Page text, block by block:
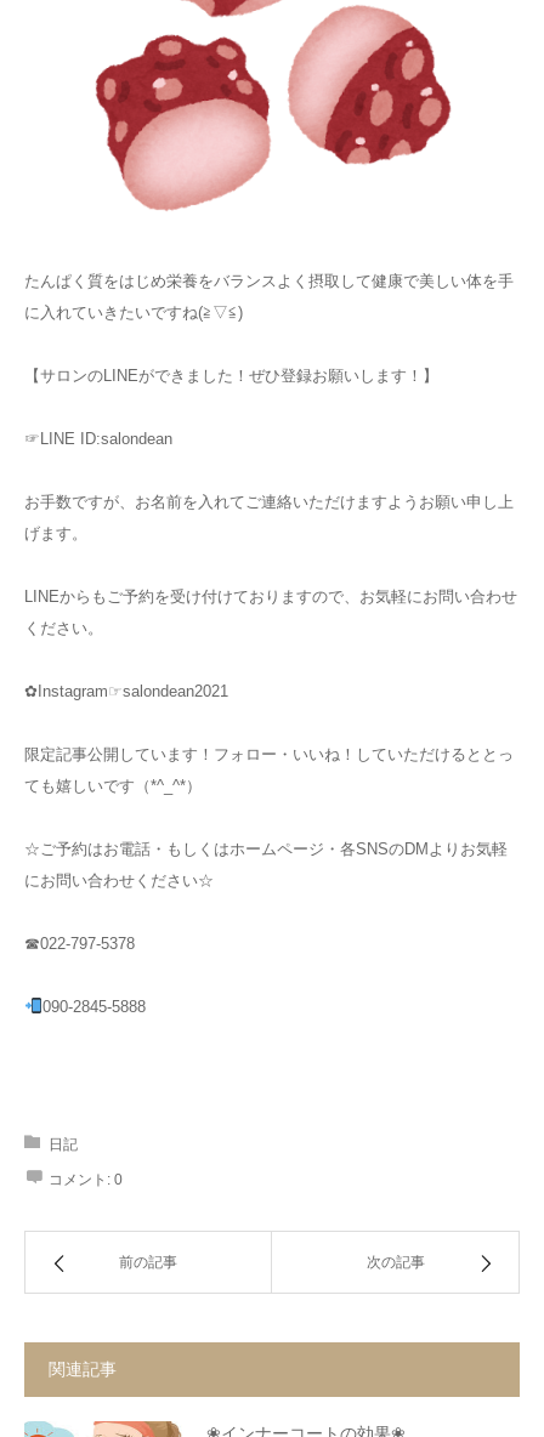
たんぱく質をはじめ栄養をバランスよく摂取して健康で美しい体を手
に入れていきたいですね(≧▽≦)
【サロンのLINEができました！ぜひ登録お願いします！】
☞LINE ID:salondean
お手数ですが、お名前を入れてご連絡いただけますようお願い申し上
げます。
LINEからもご予約を受け付けておりますので、お気軽にお問い合わせ
ください。
✿Instagram☞salondean2021
限定記事公開しています！フォロー・いいね！していただけるととっ
ても嬉しいです（*^_^*）
☆ご予約はお電話・もしくはホームページ・各SNSのDMよりお気軽
にお問い合わせください☆
☎022-797-5378
090-2845-5888
日記
コメント: 0
前の記事 次の記事
関連記事
❀インナーコートの効果❀